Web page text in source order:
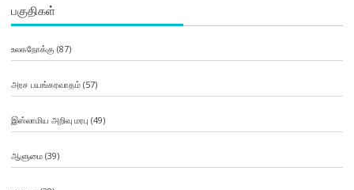
பகுதிகள்
உலகநோக்கு (87)
அரச பயங்கரவாதம்(57)
இஸ்லாமிய அறிவு மரபு (49)
ஆளுமை(39)